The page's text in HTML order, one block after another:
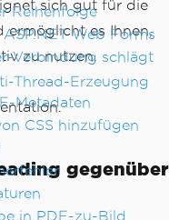
Reihenfolge
Web Forms
Verbindung schlägt
Metadaten
CSS hinzufügen
in PDF-zu-Bild
sich gut für die
ermöglicht es Ihnen,
zu nutzen.
Thread-Erzeugung
gegenüber